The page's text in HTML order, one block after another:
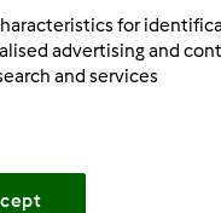
accodarmi
for
advertising and
and services